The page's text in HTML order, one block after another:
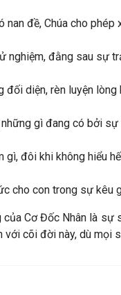
nan đề, Chúa cho
nghiệm, đằng sau sự
đối diện, rèn luyện
gì đang có bởi
gì, đôi khi không hiểu
cho con trong sự kêu
Cơ Đốc Nhân là
cõi đời này, dù mọi